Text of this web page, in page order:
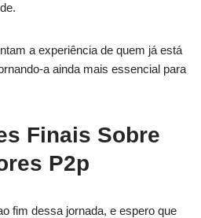
a experiência de quem já está
a ainda mais essencial para
Finais Sobre
P2p
fim dessa jornada, e espero que